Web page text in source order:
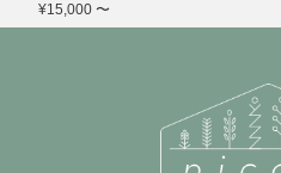
¥15,000 〜